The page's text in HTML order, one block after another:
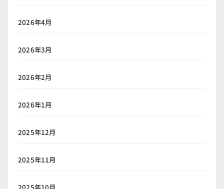
2026年4月
2026年3月
2026年2月
2026年1月
2025年12月
2025年11月
2025年10月